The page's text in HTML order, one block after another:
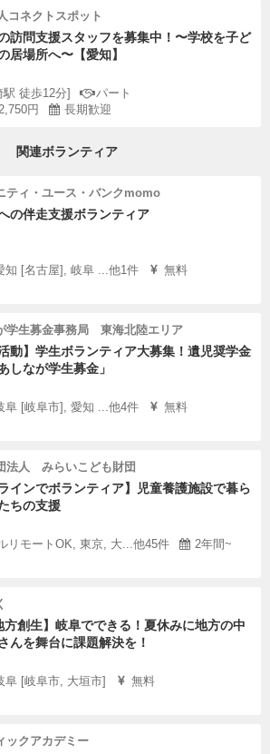
コネクトスポット
訪問支援スタッフを募集中！〜学校を子ど
居場所へ〜【愛知】
徒歩12分]
パート
円
長期歓迎
関連ボランティア
ティ・ユース・バンクmomo
の伴走支援ボランティア
知 [名古屋], 岐阜 ...他1件
無料
学生募金事務局 東海北陸エリア
活動】学生ボランティア大募集！遺児奨学金
しなが学生募金」
阜 [岐阜市], 愛知 ...他4件
無料
法人 みらいこども財団
ラインでボランティア】児童養護施設で暮ら
ちの支援
リモートOK, 東京, 大...他45件
2年間~
方創生】岐阜でできる！夏休みに地方の中
んを舞台に課題解決を！
阜 [岐阜市, 大垣市]
無料
ックアカデミー